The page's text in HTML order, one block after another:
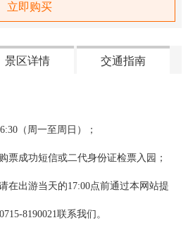
立即购买
景区详情 交通指南
（周一至周日）；
票成功短信或二代身份证检票入园；
在出游当天的17:00点前通过本网站提
8190021联系我们。